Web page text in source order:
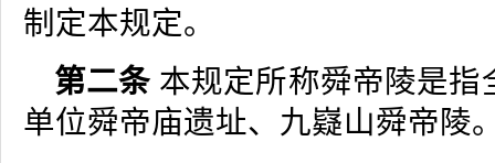
制定本规定。
第二条 本规定所称舜帝陵是指
单位舜帝庙遗址、九嶷山舜帝陵